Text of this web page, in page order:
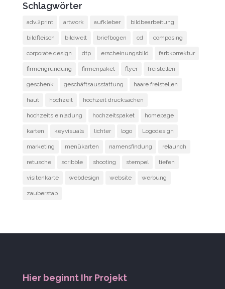
Schlagwörter
adv.2print artwork aufkleber bildbearbeitung
bildfleisch bildwelt briefbogen cd composing
corporate design dtp erscheinungsbild farbkorrektur
firmengründung firmenpaket flyer freistellen
geschenk geschäftsausstattung haare freistellen
haut hochzeit hochzeit drucksachen
hochzeits einladung hochzeitspaket homepage
karten keyvisuals lichter logo Logodesign
marketing menükarten namensfindung relaunch
retusche scribble shooting stempel tiefen
visitenkarte webdesign website werbung
zauberstab
Hier beginnt Ihr Projekt